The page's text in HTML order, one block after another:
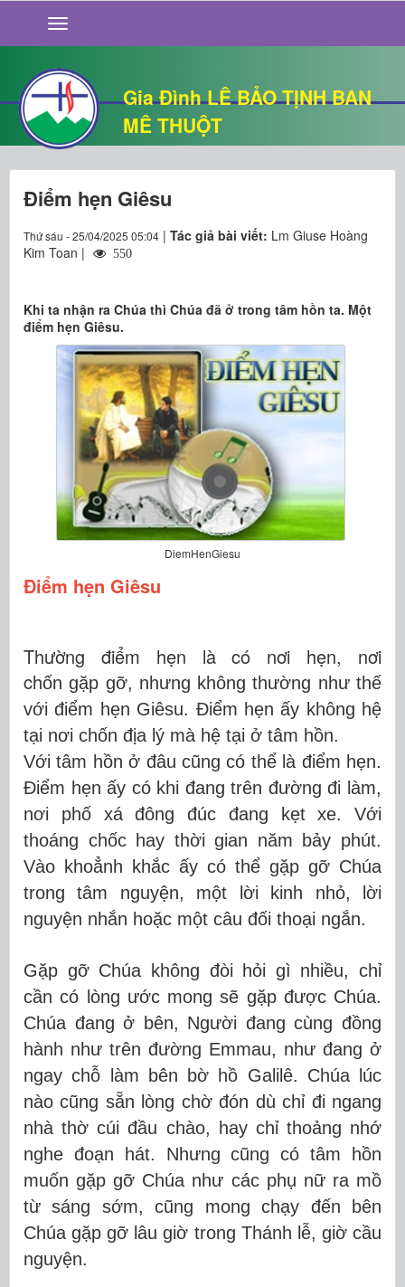
Gia Đình LÊ BẢO TỊNH BAN
MÊ THUỘT
GIỚI THIỆU
TIN TỨC
SỐNG ĐẠO
CHUYỆN NHÀ
QUÁN VĂN
THƯ GIÃN
Điểm hẹn Giêsu
Thứ sáu - 25/04/2025 05:04 | Tác giả bài viết: Lm Giuse Hoàng
Kim Toan |
550
Khi ta nhận ra Chúa thì Chúa đã ở trong tâm hồn ta. Một
điểm hẹn Giêsu.
DiemHenGiesu
Điểm hẹn Giêsu
Thường điểm hẹn là có nơi hẹn, nơi
chốngặp gỡ, nhưng không thường như thế
với điểm hẹn Giêsu. Điểm hẹn ấy không hệ
tại nơi chốn địa lý mà hệ tại ở tâm hồn.
Với tâm hồn ở đâu cũng có thể là điểm hẹn.
Điểm hẹn ấy có khi đang trên đường đi làm,
nơi phố xá đông đúc đang kẹt xe. Với
thoáng chốc hay thời gian năm bảy phút.
Vào khoẳnh khắc ấy có thể gặp gỡ Chúa
trong tâm nguyện, một lời kinh nhỏ, lời
nguyện nhắn hoặc một câu đối thoại ngắn.
Gặp gỡ Chúa không đòi hỏi gì nhiều, chỉ
cần có lòng ước mong sẽ gặp được Chúa.
Chúa đang ở bên, Người đang cùng đồng
hành như trên đường Emmau, như đang ở
ngay chỗ làm bên bờ hồ Galilê. Chúa lúc
nào cũng sẵn lòng chờ đón dù chỉ đi ngang
nhà thờ cúi đầu chào, hay chỉ thoảng nhớ
nghe đoạn hát. Nhưng cũngcó tâm hồn
muốn gặp gỡ Chúa như các phụ nữ ra mồ
từ sáng sớm, cũng mong chạy đến bên
Chúa gặp gỡ lâu giờ trong Thánh lễ, giờ cầu
nguyện.